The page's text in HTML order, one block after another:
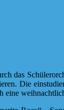
das
Die
eine